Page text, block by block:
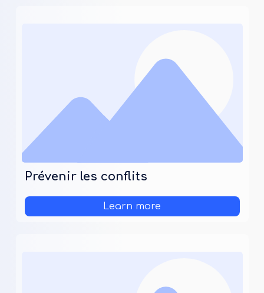
Prévenir les conflits
Learn more